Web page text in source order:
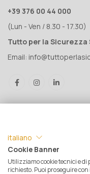
+39 376 00 44 000
(Lun - Ven / 8.30 - 17.30)
Tutto per la Sicurezza
Email:
® Tutto per la Sicurezza
italiano
Cookie Banner
Utilizziamo cookie tecnici e
richiesto. Puoi proseguire